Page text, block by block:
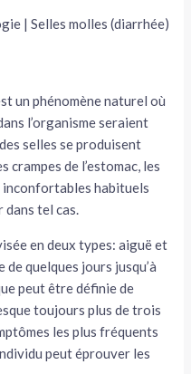
| Selles molles (diarrhée)
un phénomène naturel où
l’organisme seraient
selles se produisent
crampes de l’estomac, les
habituels
dans tel cas.
en deux types: aiguë et
quelques jours jusqu’à
peut être définie de
toujours plus de trois
les plus fréquents
peut éprouver les